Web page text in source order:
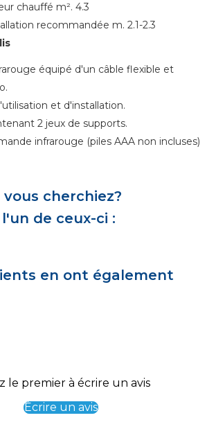
chauffé m². 4.3
recommandée m. 2.1-2.3
équipé d'un câble flexible et
et d'installation.
2 jeux de supports.
infrarouge (piles AAA non incluses)
vous cherchiez?
de ceux-ci :
en ont également
le premier à écrire un avis
Écrire un avis